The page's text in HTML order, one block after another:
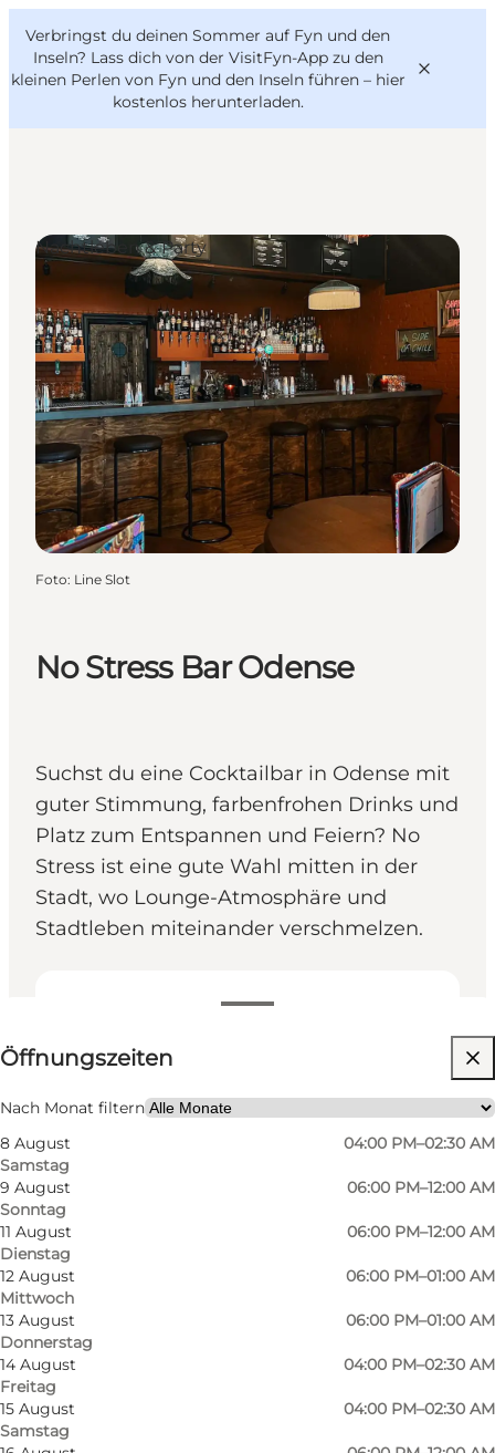
Verbringst du deinen Sommer auf Fyn und den
Inseln? Lass dich von der VisitFyn-App zu den
kleinen Perlen von Fyn und den Inseln führen – hier
kostenlos herunterladen.
Reise Ideen
Outdoor & bike
Essen & trinken
Übernachtung
VisitFyn
Deutsch
No Stress Bar Odense
Suchst du eine Cocktailbar in Odense mit
guter Stimmung, farbenfrohen Drinks und
Platz zum Entspannen und Feiern? No
Stress ist eine gute Wahl mitten in der
Stadt, wo Lounge-Atmosphäre und
Stadtleben miteinander verschmelzen.
Öffnungszeiten anzeigen
Öffnungszeiten
Nach Monat filtern
8 August
Samstag
04:00 PM–02:30 AM
9 August
Sonntag
06:00 PM–12:00 AM
11 August
Dienstag
06:00 PM–12:00 AM
12 August
Mittwoch
06:00 PM–01:00 AM
13 August
Donnerstag
06:00 PM–01:00 AM
14 August
Freitag
04:00 PM–02:30 AM
15 August
Samstag
04:00 PM–02:30 AM
Website besuchen
Mein Partner, Freunde
Nachtleben & Party
Foto: Line Slot
Entspannte Lounge im Herzen von Odense
Bei No Stress betrittst du eine Cocktailbar in
Odense mit lockerer und entspannter
Atmosphäre. Die Einrichtung bietet